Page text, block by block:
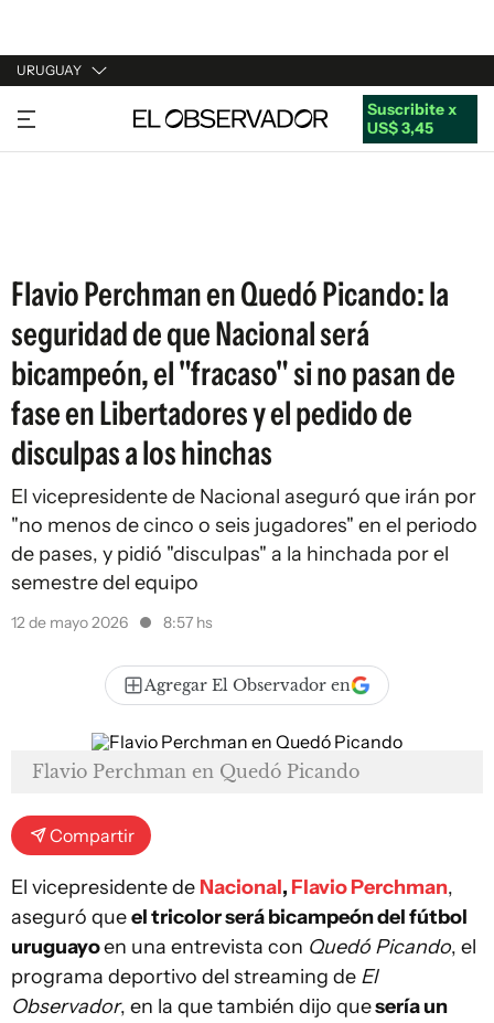
URUGUAY
URUGUAY
ARGENTINA
Suscribite x
US$ 3,45
Flavio Perchman en Quedó Picando: la
seguridad de que Nacional será
bicampeón, el "fracaso" si no pasan de
fase en Libertadores y el pedido de
disculpas a los hinchas
El vicepresidente de Nacional aseguró que irán por
"no menos de cinco o seis jugadores" en el periodo
de pases, y pidió "disculpas" a la hinchada por el
semestre del equipo
12 de mayo 2026 8:57 hs
Agregar El Observador en
Flavio Perchman en Quedó Picando
Compartir
El vicepresidente de Nacional, Flavio Perchman,
aseguró queel tricolor será bicampeón del fútbol
uruguayoen una entrevista con Quedó Picando, el
programa deportivo del streaming de El
Observador, en la que también dijo quesería un